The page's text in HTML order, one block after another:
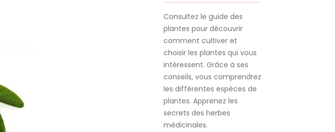
Consultez le guide des
plantes pour découvrir
comment cultiver et
choisir les plantes qui vous
intéressent. Grâce à ses
conseils, vous comprendrez
les différentes espèces de
plantes. Apprenez les
secrets des herbes
médicinales.